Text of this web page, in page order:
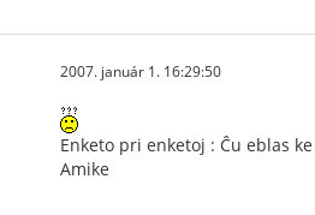
2007. január 1. 16:29:50
Enketo pri enketoj : Ĉu eblas
Amike